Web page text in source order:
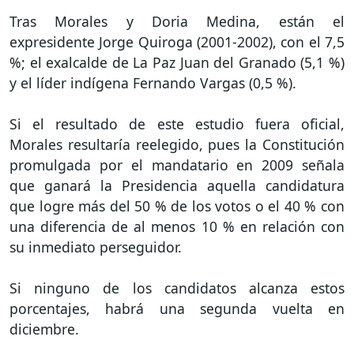
Tras Morales y Doria Medina, están el
expresidente Jorge Quiroga (2001-2002), con el 7,5
%; el exalcalde de La Paz Juan del Granado (5,1 %)
y el líder indígena Fernando Vargas (0,5 %).
Si el resultado de este estudio fuera oficial,
Morales resultaría reelegido, pues la Constitución
promulgada por el mandatario en 2009 señala
que ganará la Presidencia aquella candidatura
que logre más del 50 % de los votos o el 40 % con
una diferencia de al menos 10 % en relación con
su inmediato perseguidor.
Si ninguno de los candidatos alcanza estos
porcentajes, habrá una segunda vuelta en
diciembre.